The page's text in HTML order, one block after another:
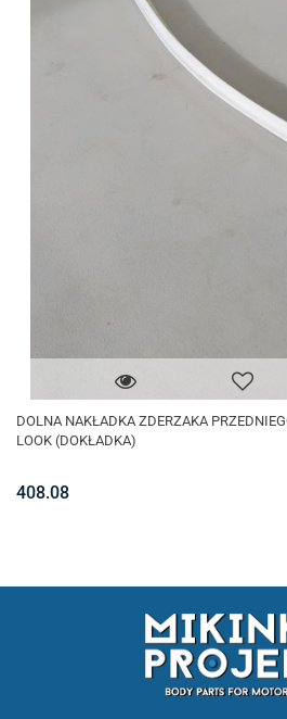
DOLNA NAKŁADKA ZDERZAKA
LOOK (DOKŁADKA)
408.08